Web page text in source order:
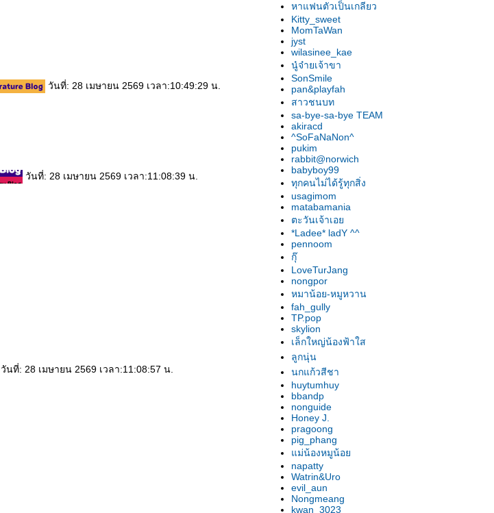
วันที่: 28 เมษายน 2569 เวลา:10:49:29 น.
วันที่: 28 เมษายน 2569 เวลา:11:08:39 น.
วันที่: 28 เมษายน 2569 เวลา:11:08:57 น.
หาแฟนตัวเป็นเกลียว
Kitty_sweet
MomTaWan
jyst
wilasinee_kae
นู๋จ๋ายเจ้าขา
SonSmile
pan&playfah
สาวชนบท
sa-bye-sa-bye TEAM
akiracd
^SoFaNaNon^
pukim
rabbit@norwich
babyboy99
ทุกคนไม่ได้รู้ทุกสิ่ง
usagimom
matabamania
ตะวันเจ้าเอ
*Ladee* ladY ^^
pennoom
กุ๊
LoveTurJang
nongpor
หมาน้อย-หมูหวาน
fah_gully
TP.pop
skylion
เล็กใหญ่น้องฟ้าใส
ลูกนุ่น
นกแก้วสีชา
huytumhuy
bbandp
nonguide
Honey J.
pragoong
pig_phang
ม่น้องหมูน้อ
napatty
Watrin&Uro
evil_aun
Nongmeang
kwan_3023